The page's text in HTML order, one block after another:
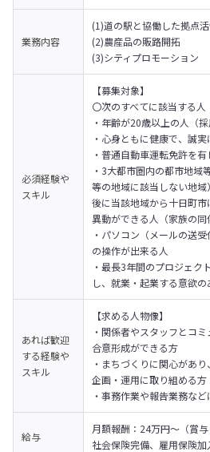
業務内容
(1)道の駅と協働した拠点
(2)農産品の販路開拓
(3)シティプロモーション
必須経験や
スキル
【募集対象】
〇次のすべてに該当する人
・年齢が20歳以上の人（採
・心身ともに健康で、誠
・普通自動車運転免許を有
・3大都市圏内の都市地域
等の地域に該当しない地
後に当該地域から十日町
異動ができる人（家族の同
・パソコン（メールの送
の操作が出来る人
・最長3年間のプロジェク
し、就業・起業する意欲の
あれば歓迎
する経験や
スキル
【求める人物像】
・関係者やスタッフとコ
合意形成ができる方
・まちづくりに関心があり
企画・運用に取り組める方
・事務作業や報告業務な
給与
月額報酬：24万円〜（賞与
社会保険完備、雇用保険加